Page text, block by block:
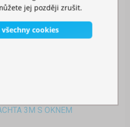
3M S OKNEM
jej později zrušit.
cookies